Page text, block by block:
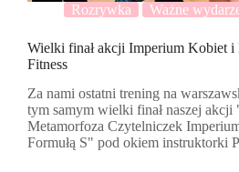
Rozrywka Ważne
Wielki finał akcji Imperium Kobiet i
Fitness
Za nami ostatni trening na
tym samym wielki finał naszej akcji
Metamorfoza Czytelniczek
Formułą S" pod okiem instruktorki